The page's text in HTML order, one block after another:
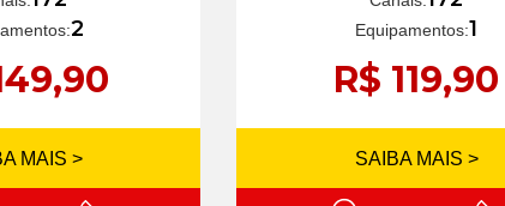
2
MAIS >
Equipamentos:1
R$ 119,90
SAIBA MAIS >